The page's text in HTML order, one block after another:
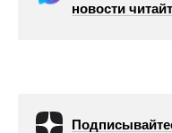
новости